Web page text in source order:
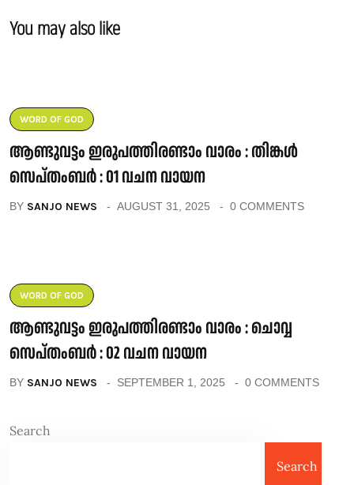
You may also like
WORD OF GOD
ആണ്ടുവട്ടം ഇരുപത്തിരണ്ടാം വാരം : തിങ്കൾ
സെപ്തംബർ : 01 വചന വായന
BY SANJO NEWS AUGUST 31, 2025 0 COMMENTS
WORD OF GOD
ആണ്ടുവട്ടം ഇരുപത്തിരണ്ടാം വാരം : ചൊവ്വ
സെപ്തംബർ : 02 വചന വായന
BY SANJO NEWS SEPTEMBER 1, 2025 0 COMMENTS
Search
Search